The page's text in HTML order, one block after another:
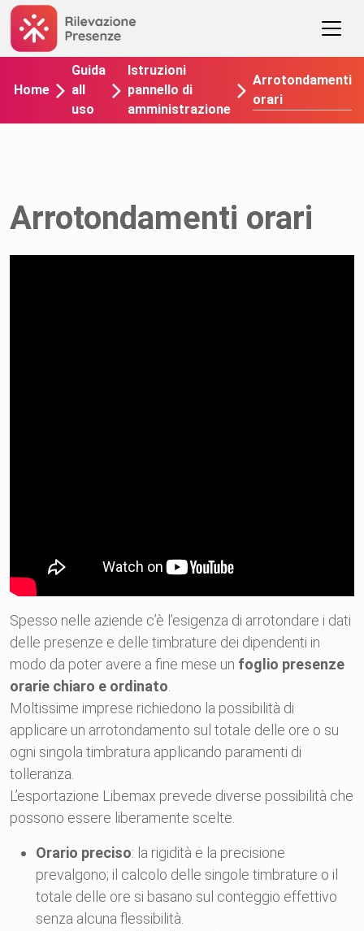
Home
Guida
all
uso
Istruzioni
pannello di
amministrazione
Arrotondamenti
orari
Arrotondamenti orari
Spesso nelle aziende c’è l’esigenza di arrotondare i dati
delle presenze e delle timbrature dei dipendenti in
modo da poter avere a fine mese un foglio presenze
orarie chiaro e ordinato
Moltissime imprese richiedono la possibilità di
applicare un arrotondamento sul totale delle ore o su
ogni singola timbratura applicando paramenti di
tolleranza.
L’esportazione Libemax prevede diverse possibilità che
possono essere liberamente scelte.
Orario preciso: la rigidità e la precisione
prevalgono; il calcolo delle singole timbrature o il
totale delle ore si basano sul conteggio effettivo
senza alcuna flessibilità.